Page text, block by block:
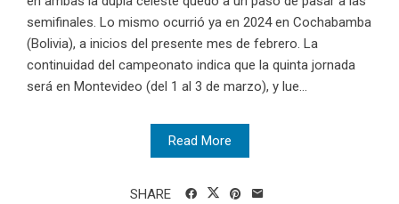
semifinales. Lo mismo ocurrió ya en 2024 en Cochabamba
(Bolivia), a inicios del presente mes de febrero. La
continuidad del campeonato indica que la quinta jornada
será en Montevideo (del 1 al 3 de marzo), y lue...
Read More
SHARE